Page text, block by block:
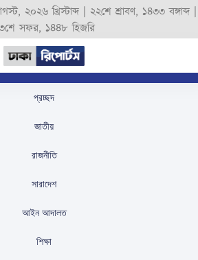
২০২৬ খ্রিস্টাব্দ| ২২শে শ্রাবণ, ১৪৩৩ বঙ্গাব্দ|
সফর, ১৪৪৮ হিজরি
প্রচ্ছদ
জাতীয়
রাজনীতি
সারাদেশ
আইন আদালত
শিক্ষা
কাপ ফাইনালে
শিশু হত্যার
প্রভাবশালী
August 16, 2025